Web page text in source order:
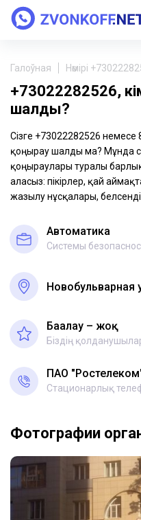
Галоўная Нөмірі
+73022282526,
шалды?
Сізге +73022282526 немесе
қоңырау шалды ма? Мұнда
қоңыраулары туралы
аласыз: пікірлер, қай
жазылу нұсқалары,
Автоматика
Системы
Новобульварная
Бағалау – жоқ
Біздің
ПАО
Стационарлық
Фотографии